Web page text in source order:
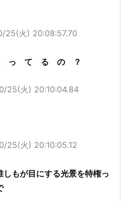
25(火) 20:08:57.70
っ て る の ？
25(火) 20:10:04.84
25(火) 20:10:05.12
もが目にする光景を特権っ